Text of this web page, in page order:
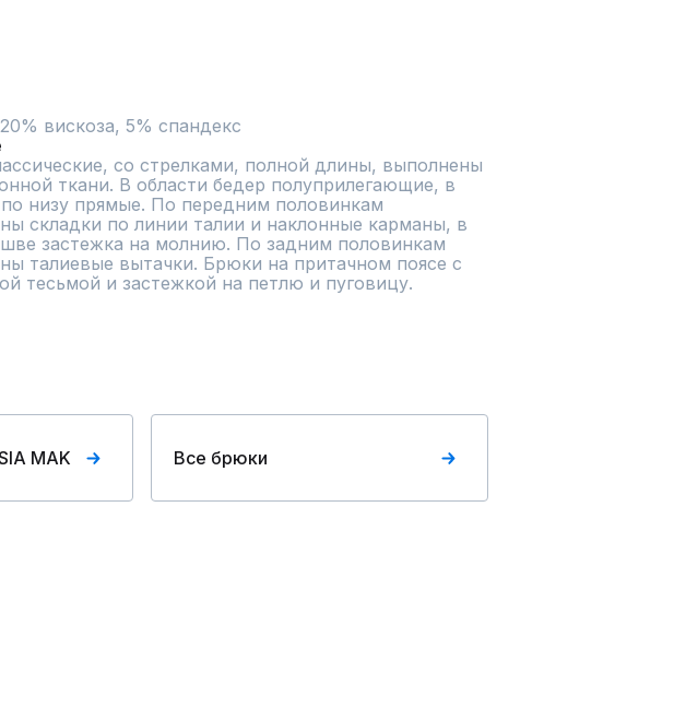
вискоза, 5% спандекс
со стрелками, полной длины, выполнены
ткани. В области бедер полуприлегающие, в
низу прямые. По передним половинкам
складки по линии талии и наклонные карманы, в
застежка на молнию. По задним половинкам
талиевые вытачки. Брюки на притачном поясе с
тесьмой и застежкой на петлю и пуговицу.
MAK Все брюки